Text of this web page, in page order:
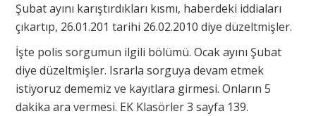
Şubat ayını karıştırdıkları kısmı, haberdeki iddiaları
çıkartıp, 26.01.201 tarihi 26.02.2010 diye düzeltmişler.
İşte polis sorgumun ilgili bölümü. Ocak ayını Şubat
diye düzeltmişler. Israrla sorguya devam etmek
istiyoruz dememiz ve kayıtlara girmesi. Onların 5
dakika ara vermesi. EK Klasörler 3 sayfa 139.